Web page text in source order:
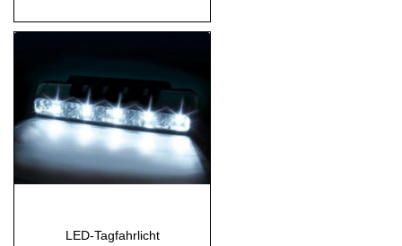
LED-Tagfahrlicht